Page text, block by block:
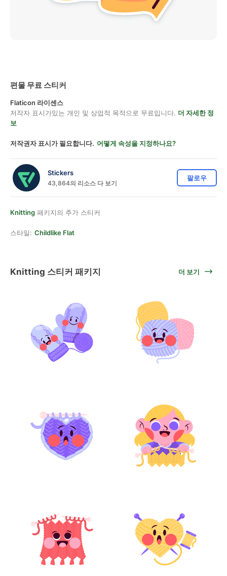
편물 무료 스티커
Flaticon 라이센스
저작자 표시가있는 개인 및 상업적 목적으로 무료입니다. 더 자세한 정
보
저작권자 표시가 필요합니다. 어떻게 속성을 지정하나요?
Stickers
43,864의 리소스 다 보기
팔로우
Knitting 패키지의 추가 스티커
스타일: Childlike Flat
Knitting 스티커 패키지 더 보기